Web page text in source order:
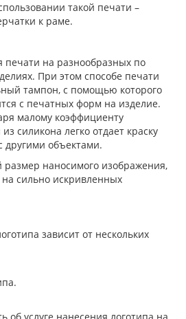
такой печати –
к раме.
печати на разнообразных по
При этом способе печати
тампон, с помощью которого
с печатных форм на изделие.
малому коэффициенту
силикона легко отдает краску
другими объектами.
размер наносимого изображения,
сильно искривленных
зависит от нескольких